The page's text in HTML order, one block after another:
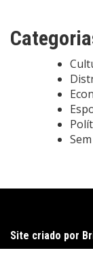
Site criado por